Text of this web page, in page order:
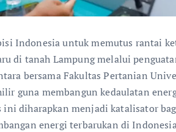
Indonesia untuk memutus rantai
di tanah Lampung melalui
bersama Fakultas Pertanian
guna membangun kedaulatan
ini diharapkan menjadi katalisator
energi terbarukan di